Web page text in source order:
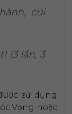
cúi
(3 lần, 3
sử dụng
Vọng hoặc